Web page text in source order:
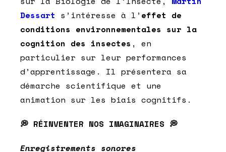
Dessart s’intéresse à l’ effet de
conditions environnementales sur la
cognition des insectes , en
particulier sur leur performances
d’apprentissage. Il présentera sa
démarche scientifique et une
animation sur les biais cognitifs.
💭 RÉINVENTER NOS IMAGINAIRES 💭
Enregistrements sonores